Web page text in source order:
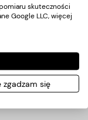
for Gel.
skuteczności
Google LLC, więcej
zgadzam się